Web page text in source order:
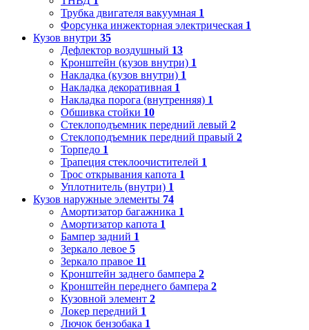
Трубка двигателя вакуумная 1
Форсунка инжекторная электрическая 1
Кузов внутри 35
Дефлектор воздушный 13
Кронштейн (кузов внутри) 1
Накладка (кузов внутри) 1
Накладка декоративная 1
Накладка порога (внутренняя) 1
Обшивка стойки 10
Стеклоподъемник передний левый 2
Стеклоподъемник передний правый 2
Торпедо 1
Трапеция стеклоочистителей 1
Трос открывания капота 1
Уплотнитель (внутри) 1
Кузов наружные элементы 74
Амортизатор багажника 1
Амортизатор капота 1
Бампер задний 1
Зеркало левое 5
Зеркало правое 11
Кронштейн заднего бампера 2
Кронштейн переднего бампера 2
Кузовной элемент 2
Локер передний 1
Лючок бензобака 1